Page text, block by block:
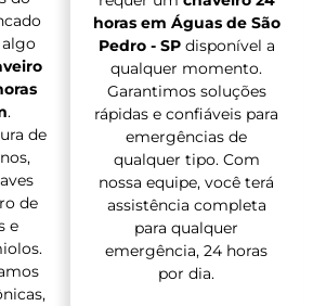
.
de
de
e
horas em Águas de São
Pedro - SPdisponível a
qualquer momento.
Garantimos soluções
rápidas e confiáveis para
emergências de
qualquer tipo. Com
nossa equipe, você terá
assistência completa
para qualquer
emergência, 24 horas
por dia.